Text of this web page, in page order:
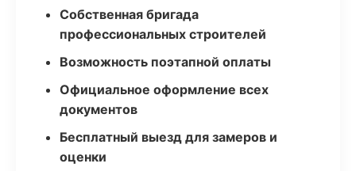
Собственная бригада
профессиональных строителей
Возможность поэтапной оплаты
Официальное оформление всех
документов
Бесплатный выезд для замеров и
оценки